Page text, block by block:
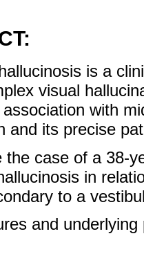
is a
visual
with
and its precise
the case of a 38-
in
to a
and